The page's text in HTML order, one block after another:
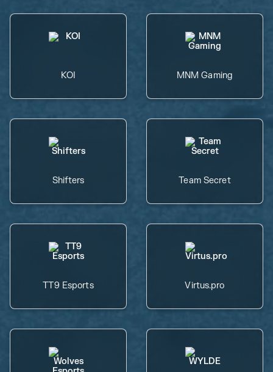
KOI MNM Gaming
Shifters Team Secret
TT9 Esports Virtus.pro